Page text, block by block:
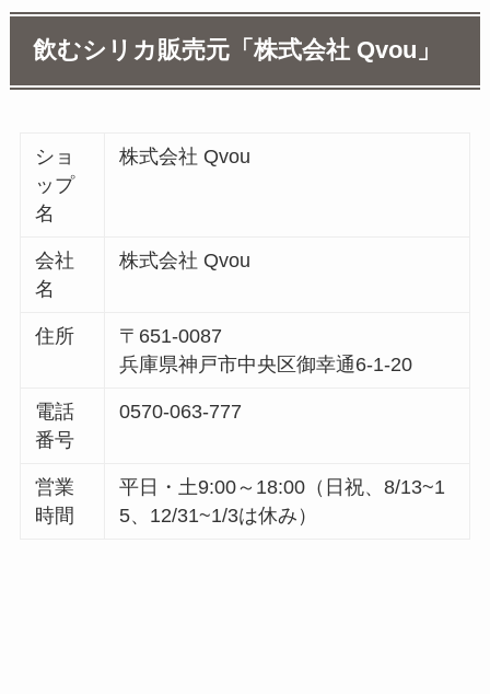
飲むシリカ販売元「株式会社 Qvou」
ショ
ップ
名
株式会社 Qvou
会社
名
株式会社 Qvou
住所
〒651-0087
兵庫県神戸市中央区御幸通6-1-20
電話
番号
0570-063-777
営業
時間
平日・土9:00～18:00（日祝、8/13~1
5、12/31~1/3は休み）